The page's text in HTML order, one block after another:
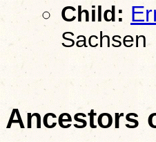
Child:
Sachsen
Ancestors